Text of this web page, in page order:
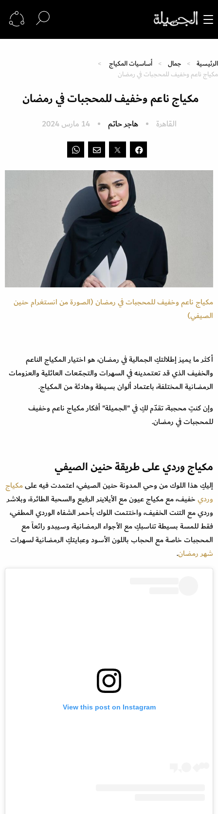
الرئيسية جمال
أساسيات المكياج
مكياج ناعم وخفيف للمحجبات في رمضان
مكياج ناعم وخفيف للمحجبات في رمضان
القاهرة هاجر حاتم 14 مارس 2024
مكياج ناعم وخفيف للمحجبات في رمضان (الصورة من انستغرام حنين
الصيفي)
أكثر ما يميز إطلالتكِ الجمالية في رمضان، هو اختيار المكياج الناعم
والخفيف الذي قد تعتمدينه في السهرات والتجمّعات العائلية والعزومات
الرمضانية المختلفة، باعتماد ألوان بسيطة وهادئة من المكياج.
وإن كنتِ محجبة، تقدّم لكِ في "الجميلة" أفكار مكياج ناعم وخفيف
للمحجبات في رمضان.
مكياج وردي على طريقة حنين الصيفي
إليكِ هذا اللوك من وحي المدونة حنين الصيفي، اعتمدت فيه علىمكياج
ورديخفيف، مع مكياج عيون مع الأيلاينر الرفيع والسحبة الطائرة، وبلاشر
وردي مع التنت الخفيف، واختتمت اللوك بأحمر الشفاه الوردي المطفي،
فقط للمسة بسيطة تناسبكِ مع الأجواء الرمضانية، وسيبدو رائعاً مع
المحجبات خاصة مع الحجاب باللون الأسود وعبايتكِ الرمضانية لسهرات
شهر رمضان.
View this post on Instagram